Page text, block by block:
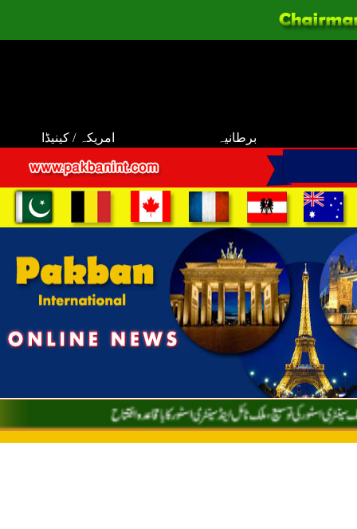
امریکہ / کینیڈا برطانیہ